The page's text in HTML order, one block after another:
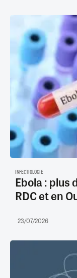
INFECTIOLOGIE
Ebola : plus
RDC et en
23/07/2026